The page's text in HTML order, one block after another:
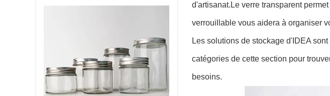
d'artisanat.Le verre transparent
verrouillable vous aidera à organiser
Les solutions de stockage d'IDEA
catégories de cette section pour
besoins.